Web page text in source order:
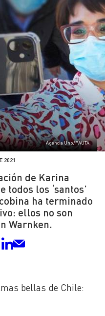
Agencia Uno/PAUTA
2021
de Karina
todos los ‘santos’
ha terminado
ellos no son
Warnken.
bellas de Chile: